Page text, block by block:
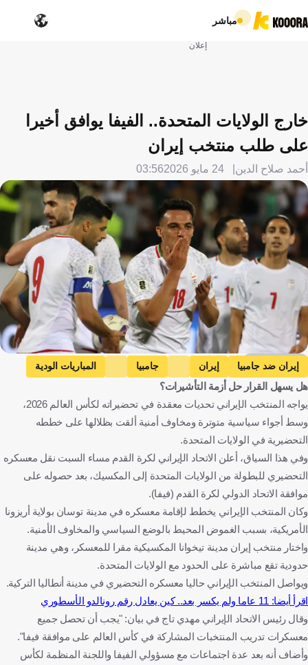
مباشر
إعلان
خارج الولايات المتحدة.. الفيفا يوافق أخيرا
على طلب منتخب إيران
أحمد صلاح الدين 24 مايو 2026 03:56
Getty Images
إيران ضد جامبيا إيران جامبيا
المباريات الودية
إيران ضد نيوزيلندا
نيوزيلندا
بلجيكا
مصر ضد إيران مصر إيران
غامبيا
نيوزيلندا
الولايات المتحدة كرة قدم
هل يسهل القرار حل أزمة التأشيرات؟
يواجه المنتخب الإيراني تحديات معقدة في تحضيراته لكأس العالم 2026،
وسط أجواء سياسية متوترة ومخاوف أمنية ألقت بظلالها على خططه
التحضيرية في الولايات المتحدة.
وفي هذا السياق، أعلن الاتحاد الإيراني لكرة القدم مساء السبت نقل معسكره
التحضيري للبطولة من الولايات المتحدة إلى المكسيك، بعد حصوله على
موافقة الاتحاد الدولي لكرة القدم (فيفا).
وكان المنتخب الإيراني يخطط لإقامة معسكره في مدينة توسان بولاية أريزونا
الأمريكية، بسبب الغموض المحيط بالوضع السياسي والمخاوف الأمنية.
واختار منتخب إيران مدينة تيخوانا المكسيكية مقرا للمعسكر، وهي مدينة
حدودية تقع مباشرة على الحدود مع الولايات المتحدة.
ويواصل المنتخب الإيراني حاليا معسكره التحضيري في مدينة أنطاليا التركية.
اقرأ أيضا: 11 عاما ولم يكسر بعد.. كين يعادل رقم رونالدو الأسطوري
وقال رئيس الاتحاد الإيراني مهدي تاج في بيان: "يجب أن تحصل جميع
معسكرات تدريب المنتخبات المشاركة في كأس العالم على موافقة فيفا".
وأضاف أنه بعد عدة اجتماعات مع مسؤولي الفيفا واللجنة المنظمة لكأس